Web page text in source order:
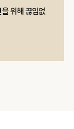
위해 끊임없